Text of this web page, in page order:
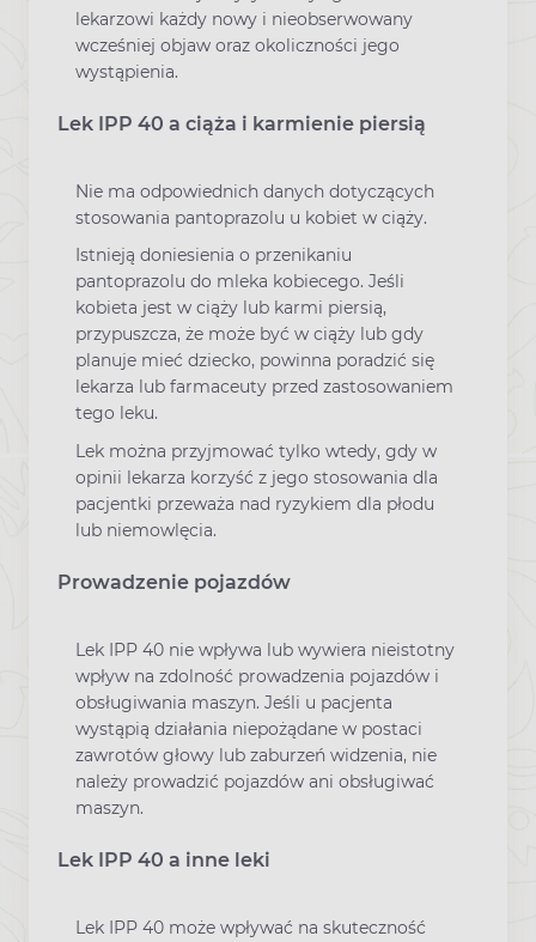
lekarzowi każdy nowy i nieobserwowany
wcześniej objaw oraz okoliczności jego
wystąpienia.
Lek IPP 40 a ciąża i karmienie piersią
Nie ma odpowiednich danych dotyczących
stosowania pantoprazolu u kobiet w ciąży.
Istnieją doniesienia o przenikaniu
pantoprazolu do mleka kobiecego. Jeśli
kobieta jest w ciąży lub karmi piersią,
przypuszcza, że może być w ciąży lub gdy
planuje mieć dziecko, powinna poradzić się
lekarza lub farmaceuty przed zastosowaniem
tego leku.
Lek można przyjmować tylko wtedy, gdy w
opinii lekarza korzyść z jego stosowania dla
pacjentki przeważa nad ryzykiem dla płodu
lub niemowlęcia.
Prowadzenie pojazdów
Lek IPP 40 nie wpływa lub wywiera nieistotny
wpływ na zdolność prowadzenia pojazdów i
obsługiwania maszyn. Jeśli u pacjenta
wystąpią działania niepożądane w postaci
zawrotów głowy lub zaburzeń widzenia, nie
należy prowadzić pojazdów ani obsługiwać
maszyn.
Lek IPP 40 a inne leki
Lek IPP 40 może wpływać na skuteczność